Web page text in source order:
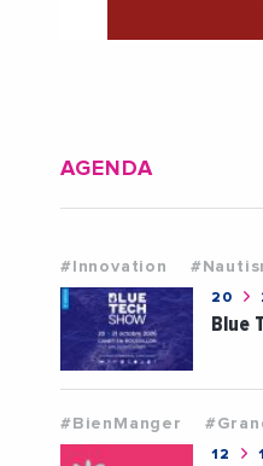
AGENDA
#Innovation
20
Blue
#BienManger
12